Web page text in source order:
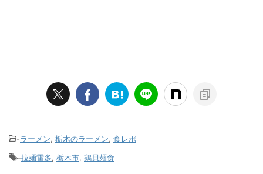
-ラーメン, 栃木のラーメン, 食レポ
-拉麺雷多, 栃木市, 鶏貝麺食